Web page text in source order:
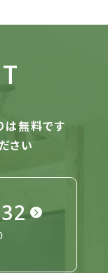
は無料です
さい